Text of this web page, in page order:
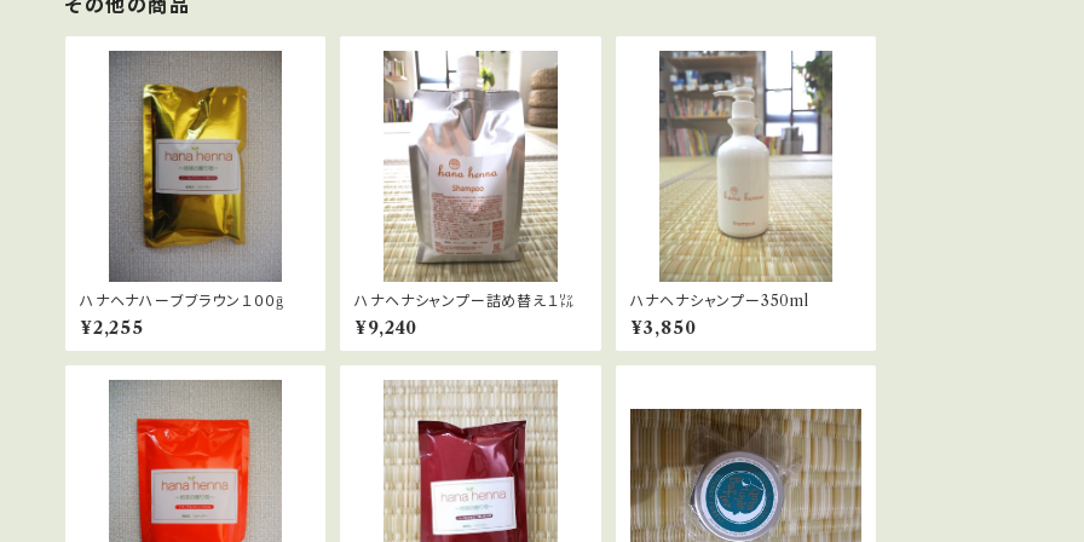
その他の商品
ハナヘナハーブブラウン１００ḡ
¥2,255
ハナヘナシャンプー詰め替え１㍑
¥9,240
ハナヘナシャンプー350ml
¥3,850